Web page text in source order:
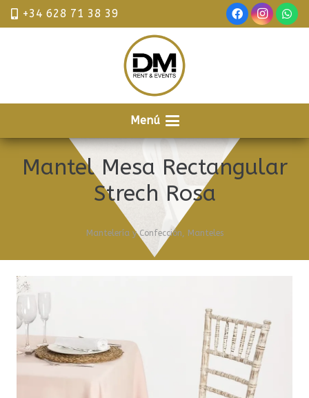
+34 628 71 38 39
Menú
Mantel Mesa Rectangular
Strech Rosa
Mantelería y Confección, Manteles